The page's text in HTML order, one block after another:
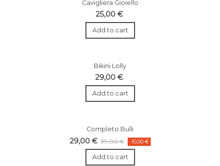
Cavigliera Gioiello
25,00 €
Add to cart
Bikini Lolly
29,00 €
Add to cart
Completo Bulli
29,00 € 39,00 € -10,00 €
Add to cart